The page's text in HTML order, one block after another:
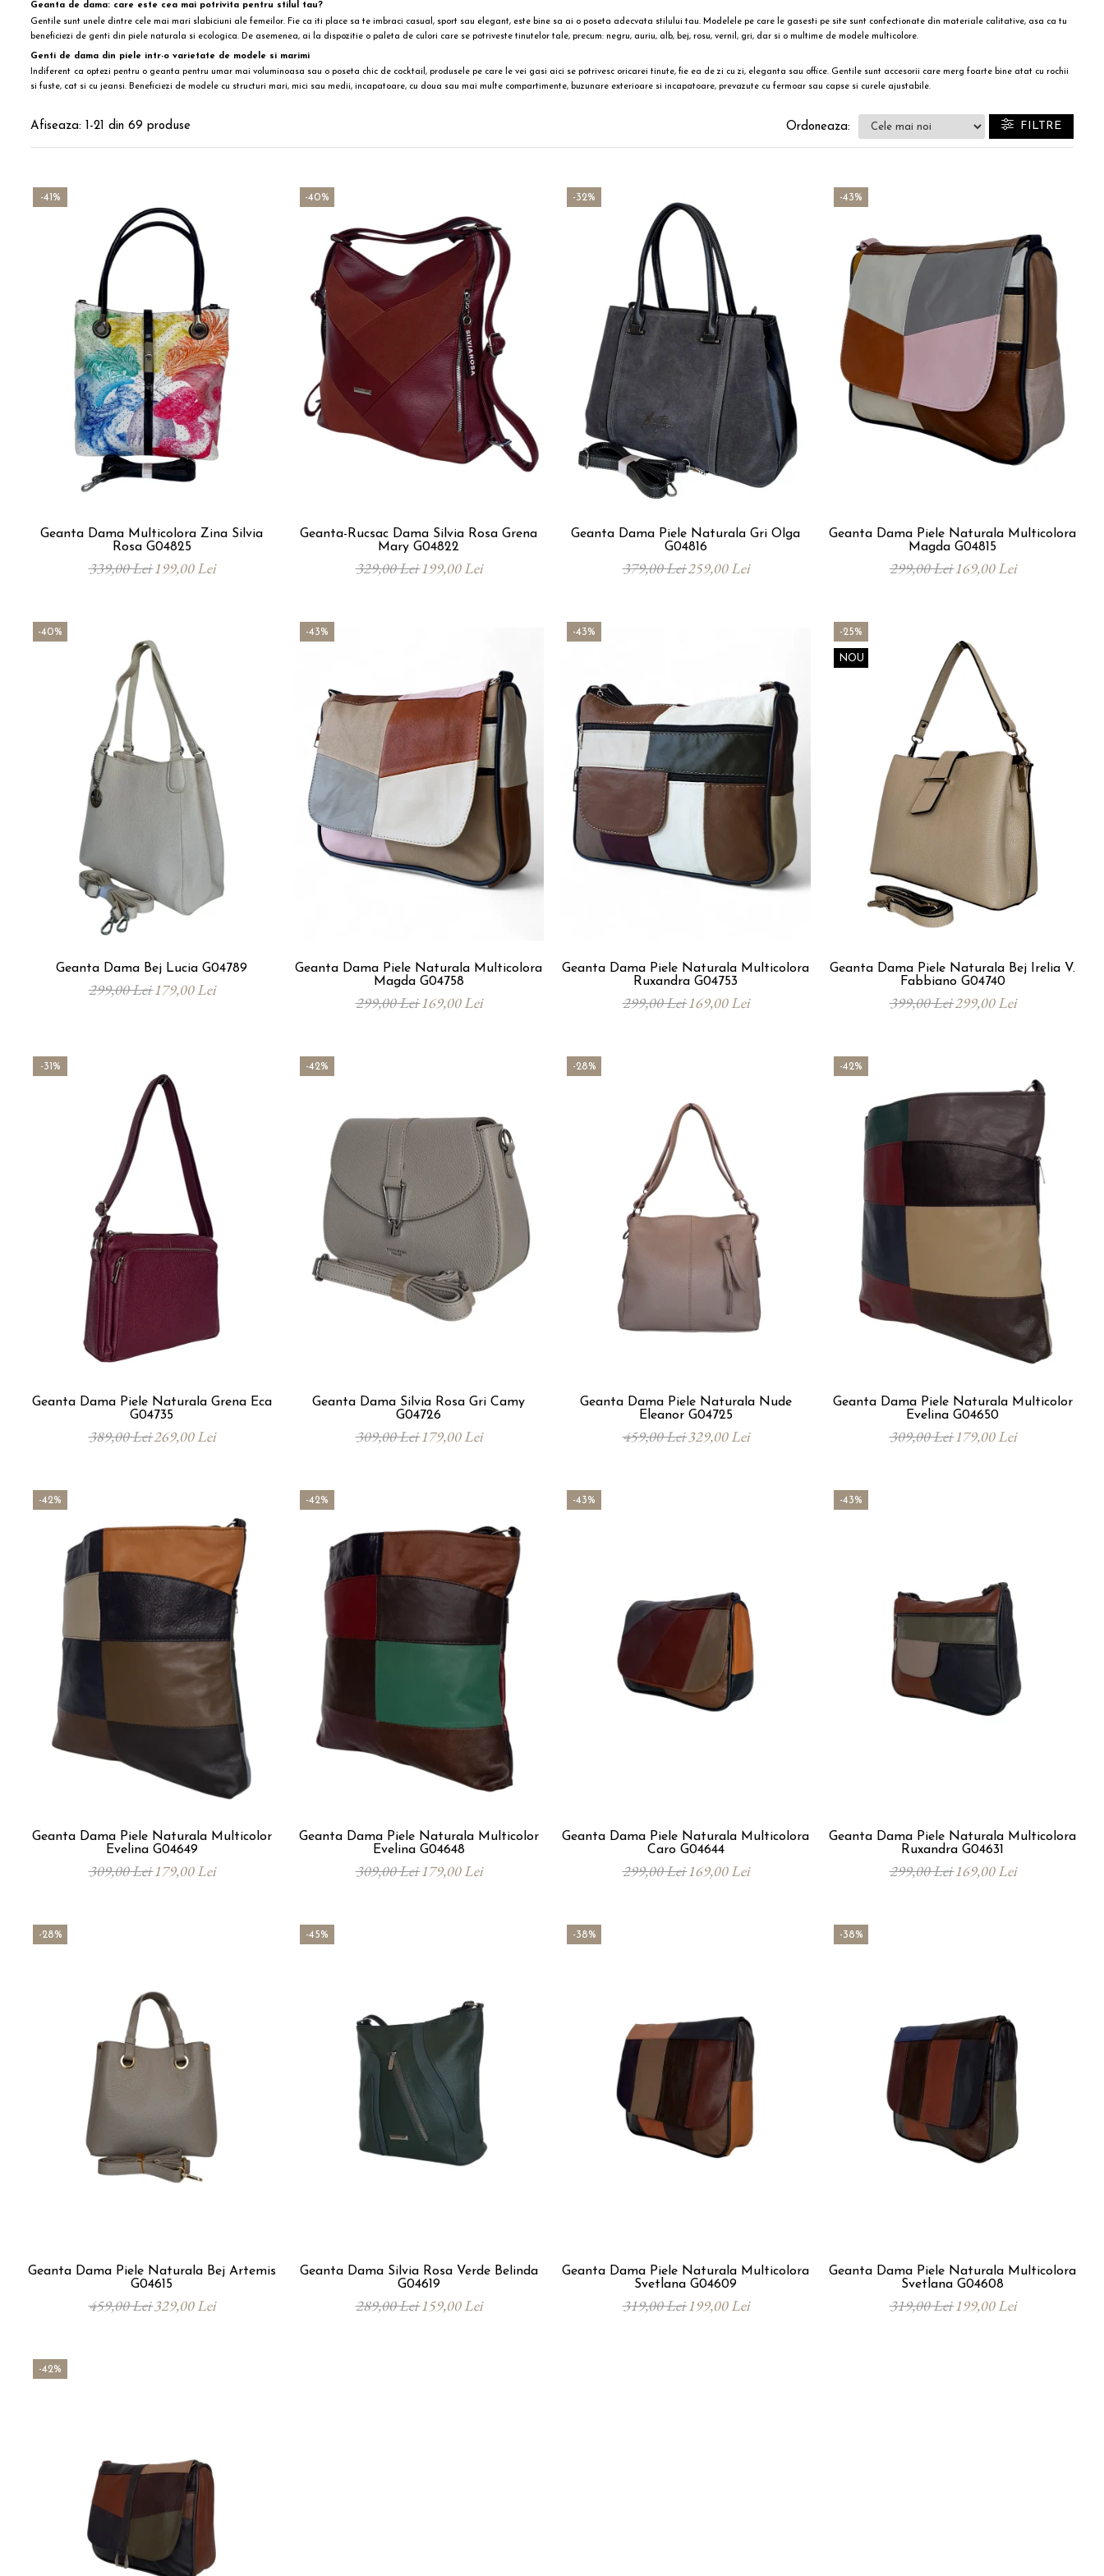
Geanta de dama: care este cea mai potrivita pentru stilul tau?
Gentile sunt unele dintre cele mai mari slabiciuni ale femeilor. Fie ca iti place sa te imbraci casual , sport sau elegant, este bine sa ai o poseta adecvata stilului tau. Modelele pe care le gasesti pe site sunt confectionate din materiale calitative, asa ca tu
beneficiezi de genti din piele naturala si ecologica. De asemenea, ai la dispozitie o paleta de culori care se potriveste tinutelor tale, precum: negru, auriu, alb, bej, rosu, vernil, gri, dar si o multime de modele multicolore.
Genti de dama din piele intr-o varietate de modele si marimi
Indiferent ca optezi pentru o geanta pentru umar mai voluminoasa sau o poseta chic de cocktail, produsele pe care le vei gasi aici se potrivesc oricarei tinute, fie ea de zi cu zi, eleganta sau office. Gentile sunt accesorii care merg foarte bine atat cu rochii
si fuste, cat si cu jeansi. Beneficiezi de modele cu structuri mari, mici sau medii, incapatoare, cu doua sau mai multe compartimente, buzunare exterioare si incapatoare, prevazute cu fermoar sau capse si curele ajustabile.
Afiseaza: 1-21 din 69 produse FILTRE
Ordoneaza:
-41%
Geanta Dama Multicolora Zina Silvia
Rosa G04825
339,00 Lei199,00 Lei
-40%
Geanta-Rucsac Dama Silvia Rosa Grena
Mary G04822
329,00 Lei199,00 Lei
-32%
Geanta Dama Piele Naturala Gri Olga
G04816
379,00 Lei259,00 Lei
-43%
Geanta Dama Piele Naturala Multicolora
Magda G04815
299,00 Lei169,00 Lei
-40%
Geanta Dama Bej Lucia G04789
299,00 Lei179,00 Lei
-43%
Geanta Dama Piele Naturala Multicolora
Magda G04758
299,00 Lei169,00 Lei
-43%
Geanta Dama Piele Naturala Multicolora
Ruxandra G04753
299,00 Lei169,00 Lei
-25%
NOU
Geanta Dama Piele Naturala Bej Irelia V.
Fabbiano G04740
399,00 Lei299,00 Lei
-31%
Geanta Dama Piele Naturala Grena Eca
G04735
389,00 Lei269,00 Lei
-42%
Geanta Dama Silvia Rosa Gri Camy
G04726
309,00 Lei179,00 Lei
-28%
Geanta Dama Piele Naturala Nude
Eleanor G04725
459,00 Lei329,00 Lei
-42%
Geanta Dama Piele Naturala Multicolor
Evelina G04650
309,00 Lei179,00 Lei
-42%
Geanta Dama Piele Naturala Multicolor
Evelina G04649
309,00 Lei179,00 Lei
-42%
Geanta Dama Piele Naturala Multicolor
Evelina G04648
309,00 Lei179,00 Lei
-43%
Geanta Dama Piele Naturala Multicolora
Caro G04644
299,00 Lei169,00 Lei
-43%
Geanta Dama Piele Naturala Multicolora
Ruxandra G04631
299,00 Lei169,00 Lei
-28%
Geanta Dama Piele Naturala Bej Artemis
G04615
459,00 Lei329,00 Lei
-45%
Geanta Dama Silvia Rosa Verde Belinda
G04619
289,00 Lei159,00 Lei
-38%
Geanta Dama Piele Naturala Multicolora
Svetlana G04609
319,00 Lei199,00 Lei
-38%
Geanta Dama Piele Naturala Multicolora
Svetlana G04608
319,00 Lei199,00 Lei
-42%